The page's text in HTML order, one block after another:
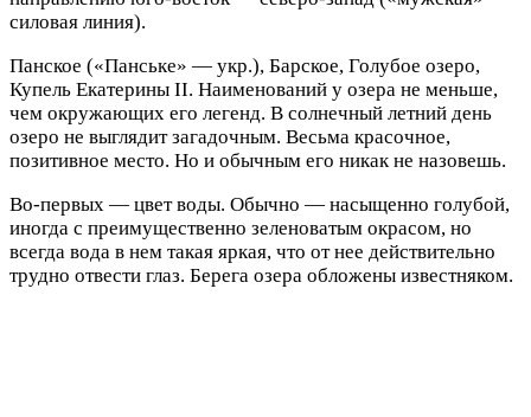
силовая линия).
Панское («Панське» — укр.), Барское, Голубое озеро,
Купель Екатерины II. Наименований у озера не меньше,
чем окружающих его легенд. В солнечный летний день
озеро не выглядит загадочным. Весьма красочное,
позитивное место. Но и обычным его никак не назовешь.
Во-первых — цвет воды. Обычно — насыщенно голубой,
иногда с преимущественно зеленоватым окрасом, но
всегда вода в нем такая яркая, что от нее действительно
трудно отвести глаз. Берега озера обложены известняком.